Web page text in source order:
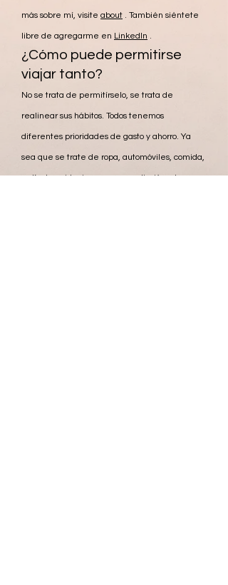
más sobre mí, visite about . También siéntete
libre de agregarme en LinkedIn .
¿Cómo puede permitirse
viajar tanto?
No se trata de permitírselo, se trata de
realinear sus hábitos. Todos tenemos
diferentes prioridades de gasto y ahorro. Ya
sea que se trate de ropa, automóviles, comida,
películas, videojuegos o una adicción a los